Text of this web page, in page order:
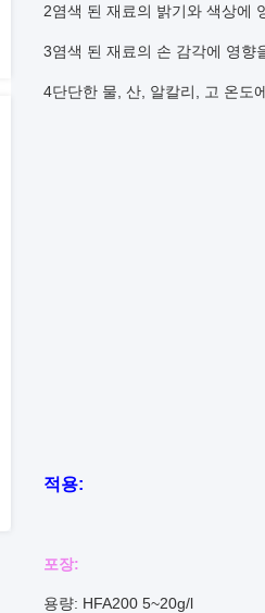
2염색 된 재료의 밝기와 색상에
3염색 된 재료의 손 감각에 영향
4단단한 물, 산, 알칼리, 고 온도
적용:
포장:
용량: HFA200 5~20g/l